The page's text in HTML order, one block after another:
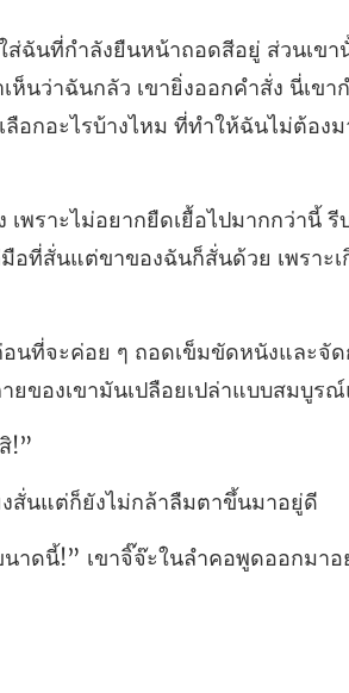
ห็นว่าฉันกลัว เขายิ่งออกคำสั่ง นี่เขา
านี้ รี
อท
เข็มขัดหนังและจัด
สั่นแต่ก็ยังไ
นาดนี้!” เขาจิ๊จ๊ะในลำคอพูดออกมาอ